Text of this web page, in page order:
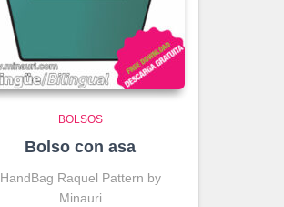
BOLSOS
Bolso con asa
HandBag Raquel Pattern by
Minauri